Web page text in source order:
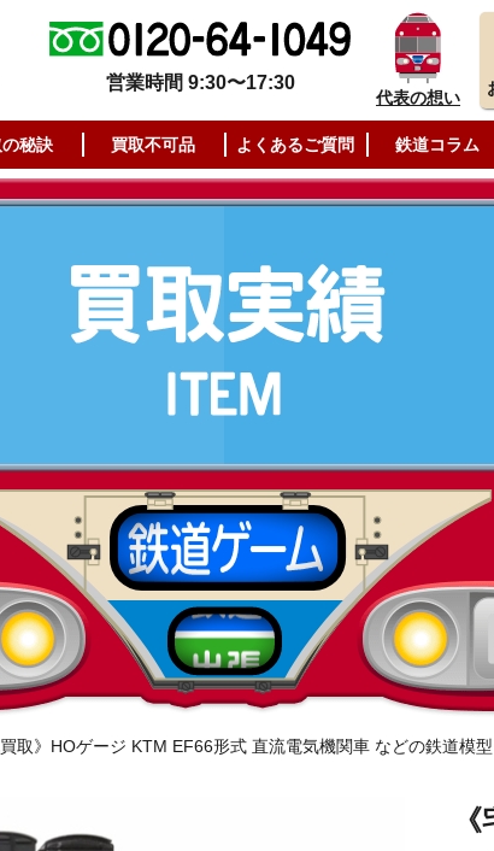
営業時間 9:30〜17:30
代表の想い
秘訣 買取不可品 よくあるご質問 鉄道コラム
買取》HOゲージ KTM EF66形式 直流電気機関車 などの鉄道模型